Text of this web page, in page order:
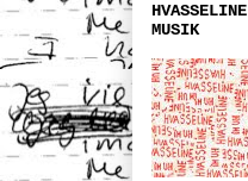
HVASSELINE
MUSIK